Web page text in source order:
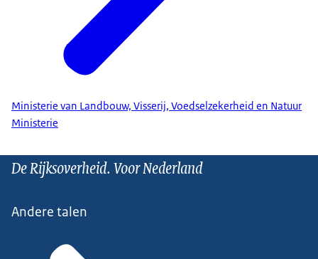
Ministerie van Landbouw, Visserij, Voedselzekerheid en Natuur
Ministerie
De Rijksoverheid. Voor Nederland
Andere talen